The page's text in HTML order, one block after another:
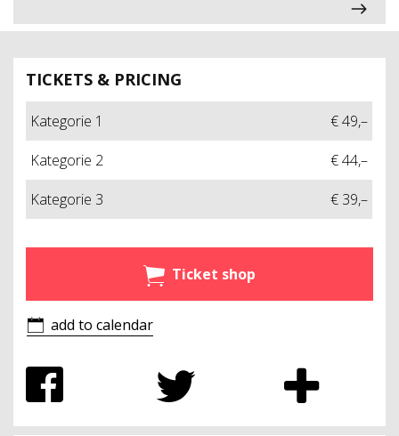
TICKETS & PRICING
Kategorie 1
€ 49,–
Kategorie 2
€ 44,–
Kategorie 3
€ 39,–
Ticket shop
add to calendar